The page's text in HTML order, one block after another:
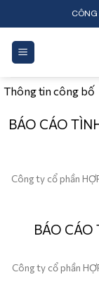
to
content
Thông tin công bố
BÁO CÁO
Công ty cổ phần
BÁO
Công ty cổ phần